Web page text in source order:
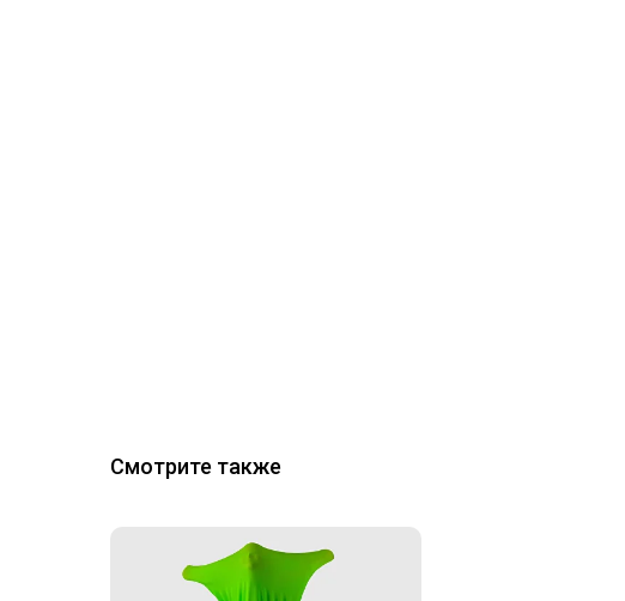
Смотрите также